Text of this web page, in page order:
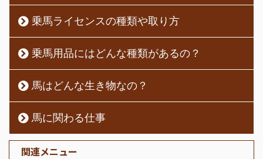
乗馬ライセンスの種類や取り方
乗馬用品にはどんな種類があるの？
馬はどんな生き物なの？
馬に関わる仕事
関連メニュー